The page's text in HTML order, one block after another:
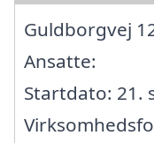
Guldborgvej
Ansatte:
Startdato: 21.